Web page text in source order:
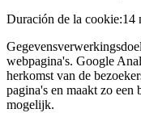
Duración de la cookie:14
webpagina's. Google
herkomst van de
pagina's en maakt zo een
mogelijk.